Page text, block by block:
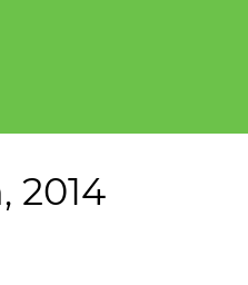
2014